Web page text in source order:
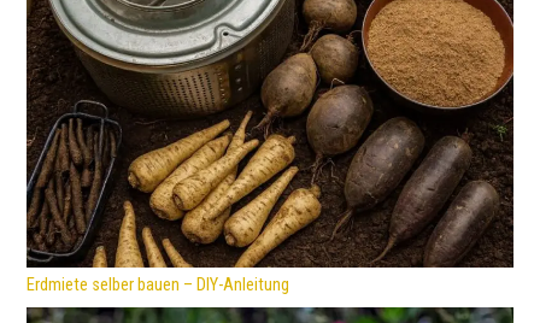
Erdmiete selber bauen – DIY-Anleitung